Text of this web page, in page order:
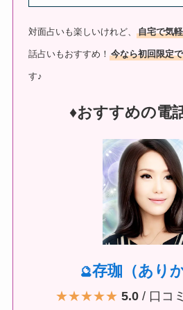
対面占いも楽しいけれど、自宅で気
話占いもおすすめ！今なら初回限定
す♪
♦︎おすすめの電
🔮存珈（あり
★★★★★ 5.0/ 口コミ